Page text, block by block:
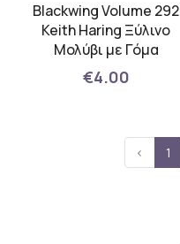
Blackwing Volume 292
Keith Haring Ξύλινo
Μολύβι με Γόμα
€4.00
‹ 1